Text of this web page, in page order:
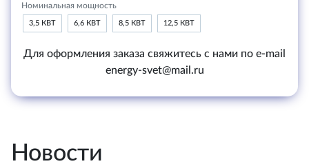
Номинальная мощность
3,5 КВТ 6,6 КВТ 8,5 КВТ 12,5 КВТ
Для оформления заказа свяжитесь с нами по e-mail
energy-svet@mail.ru
Новости